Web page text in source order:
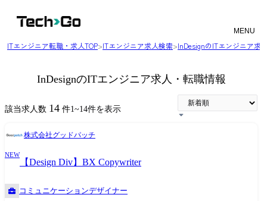
MENU
ITエンジニア転職・求人TOP>ITエンジニア求人検索>InDesignのITエンジニア求
InDesignのITエンジニア求人・転職情報
該当求人数 14 件1~14件を表示
株式会社グッドパッチ
NEW
【Design Div】BX Copywriter
コミュニケーションデザイナー